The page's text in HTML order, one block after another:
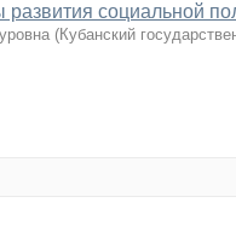
социальной
(Кубанский